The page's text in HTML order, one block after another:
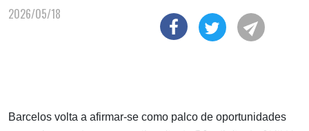
2026/05/18
Barcelos volta a afirmar-se como palco de oportunidades